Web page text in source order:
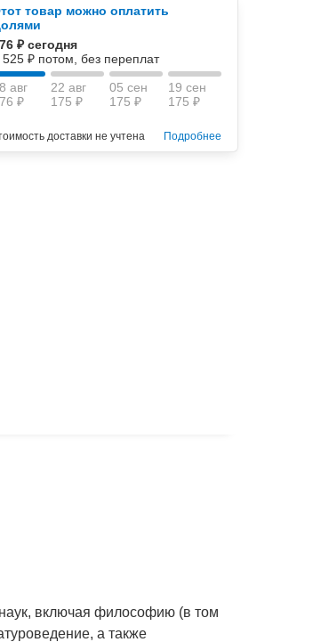
товар можно оплатить
₽ сегодня
525 ₽ потом, без переплат
авг
₽
22 авг
175 ₽
05 сен
175 ₽
19 сен
175 ₽
доставки не учтена Подробнее
включая философию (в том
а также